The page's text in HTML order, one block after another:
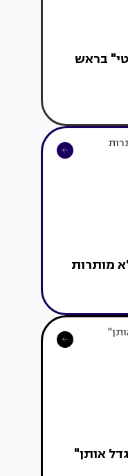
פרטי" בראש
מותרות
אותן"